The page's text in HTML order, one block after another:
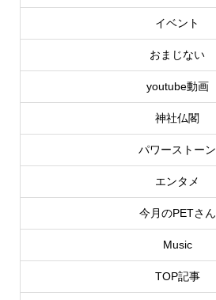
イベント
おまじない
youtube動画
神社仏閣
パワーストーン
エンタメ
今月のPETさん
Music
TOP記事